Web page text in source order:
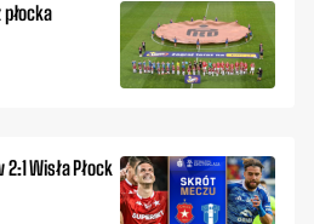
2:1 Wisła Płock